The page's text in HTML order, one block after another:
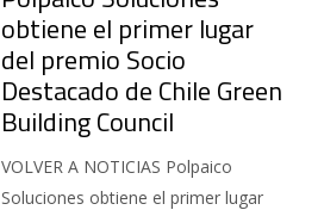
obtiene el primer lugar
del premio Socio
Destacado de Chile Green
Building Council
VOLVER A NOTICIAS Polpaico
Soluciones obtiene el primer lugar